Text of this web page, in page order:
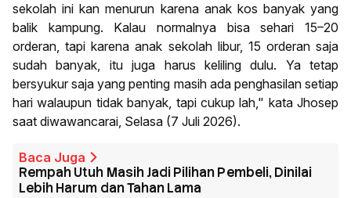
sekolah ini kan menurun karena anak kos banyak yang
balik kampung. Kalau normalnya bisa sehari 15–20
orderan, tapi karena anak sekolah libur, 15 orderan saja
sudah banyak, itu juga harus keliling dulu. Ya tetap
bersyukur saja yang penting masih ada penghasilan setiap
hari walaupun tidak banyak, tapi cukup lah," kata Jhosep
saat diwawancarai, Selasa (7 Juli 2026).
Baca Juga
Rempah Utuh Masih Jadi Pilihan Pembeli, Dinilai
Lebih Harum dan Tahan Lama